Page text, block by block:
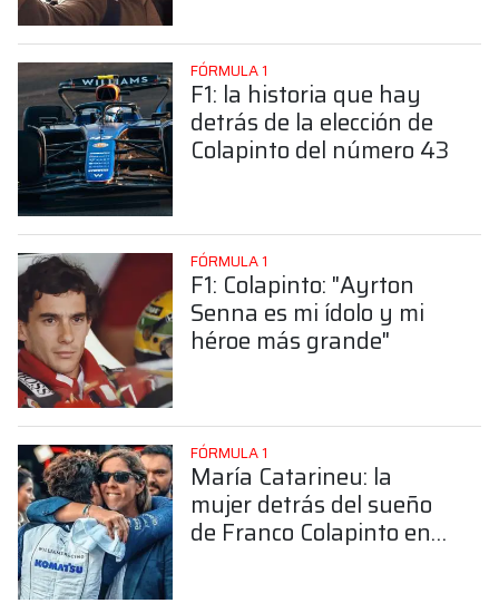
FÓRMULA 1
F1: la historia que hay
detrás de la elección de
Colapinto del número 43
FÓRMULA 1
F1: Colapinto: "Ayrton
Senna es mi ídolo y mi
héroe más grande"
FÓRMULA 1
María Catarineu: la
mujer detrás del sueño
de Franco Colapinto en